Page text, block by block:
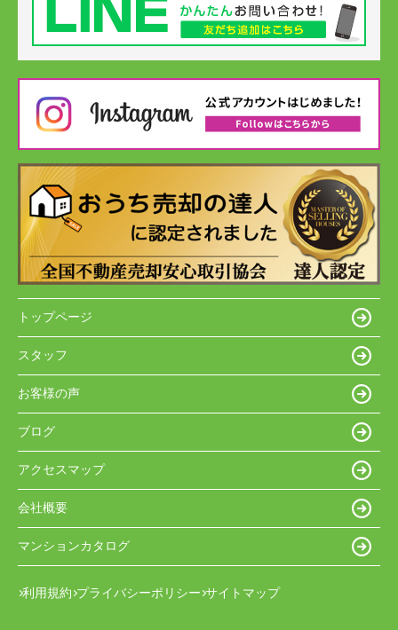
トップページ
スタッフ
お客様の声
ブログ
アクセスマップ
会社概要
マンションカタログ
利用規約 プライバシーポリシー サイトマップ